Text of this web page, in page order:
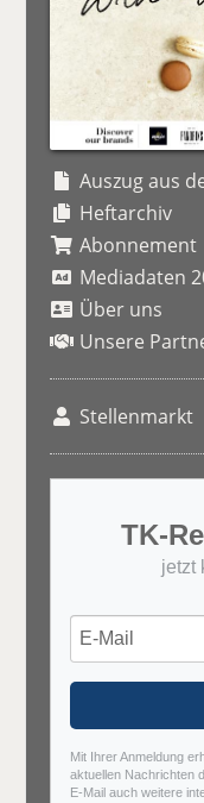
Auszug aus
Heftarchiv
Abonnement
Mediadaten
Über uns
Unsere
Stellenmarkt
TK-
jetzt
Mit Ihrer Anmeldung
aktuellen Nachrichten
E-Mail auch weitere